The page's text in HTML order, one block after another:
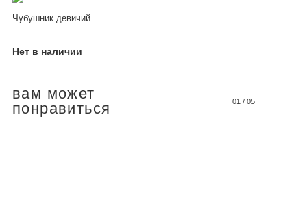
Чубушник девичий
Нет в наличии
вам может
понравиться
01 / 05